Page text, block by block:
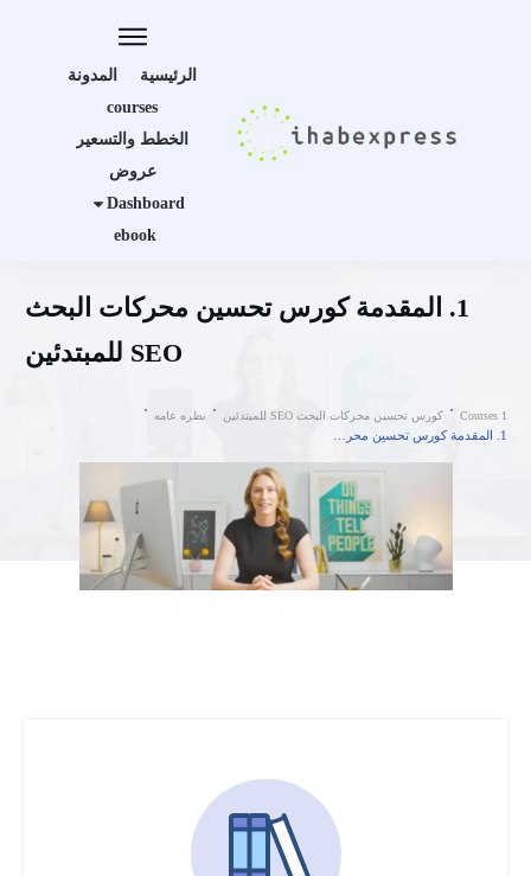
الرئيسية
المدونة
courses
الخطط والتسعير
عروض
Dashboard
ebook
1. المقدمة كورس تحسين محركات البحث
SEO للمبتدئين
Courses 1 كورس تحسين محركات البحث SEO للمبتدئين نظره عامه